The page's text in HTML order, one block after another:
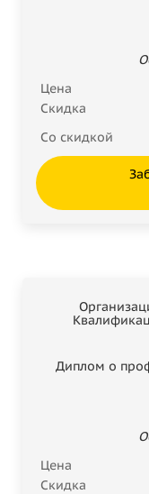
Цена
Скидка
Со скидкой
Диплом о
Цена
Скидка